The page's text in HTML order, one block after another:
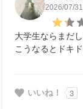
2026/07/
大学生ならまだ
こうなるとドキ
いいね！ 3